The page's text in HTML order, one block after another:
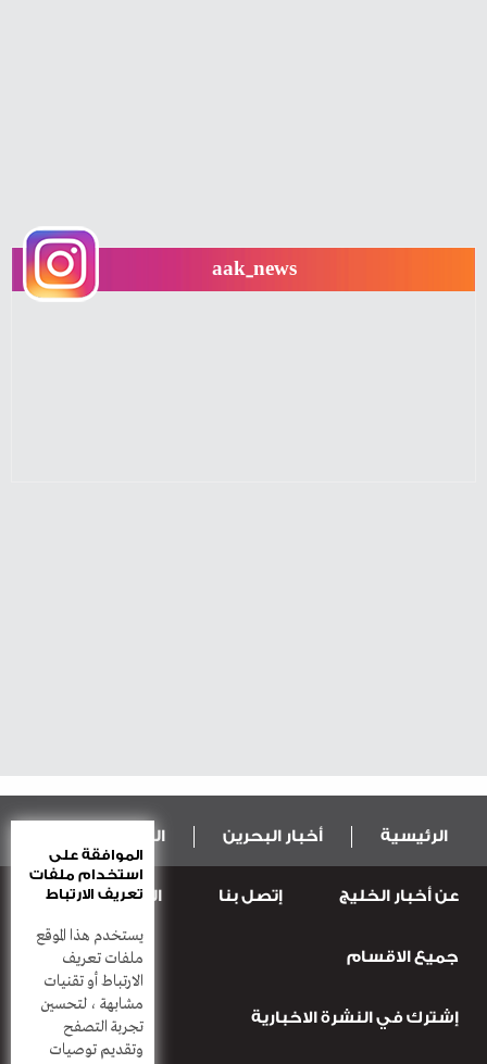
aak_news
الرئيسية أخبار البحرين المال و الاقتصاد
عربية ودولية الرياضة
قضـايــا وحـــوادث أعمدة
عن أخبار الخليج إتصل بنا المطبعة
جميع الاقسام
إشترك في النشرة الاخبارية
الموافقة على
استخدام ملفات
تعريف الارتباط
يستخدم هذا الموقع
ملفات تعريف
الارتباط أو تقنيات
مشابهة ، لتحسين
تجربة التصفح
وتقديم توصيات